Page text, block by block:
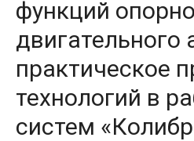
функций
двигательного
практическое
технологий в
систем